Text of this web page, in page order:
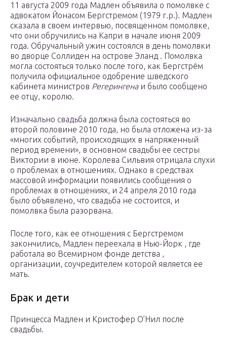
11 августа 2009 года Мадлен объявила о помолвке с
адвокатом Йонасом Бергстремом (1979 г.р.). Мадлен
сказала в своем интервью, посвященном помолвке,
что они обручились на Капри в начале июня 2009
года. Обручальный ужин состоялся в день помолвки
во дворце Соллиден на острове Эланд . Помолвка
могла состояться только после того, как Бергстрём
получила официальное одобрение шведского
кабинета министров Регерингенаи было сообщено
ее отцу, королю.
Изначально свадьба должна была состояться во
второй половине 2010 года, но была отложена из-за
«многих событий, происходящих в напряженный
период времени», в основном свадьбы ее сестры
Виктории в июне. Королева Сильвия отрицала слухи
о проблемах в отношениях. Однако в средствах
массовой информации появились сообщения о
проблемах в отношениях, и 24 апреля 2010 года
было объявлено, что свадьба не состоится, и
помолвка была разорвана.
После того, как ее отношения с Бергстремом
закончились, Мадлен переехала в Нью-Йорк , где
работала во Всемирном фонде детства ,
организации, соучредителем которой является ее
мать.
Брак и дети
Принцесса Мадлен и Кристофер О’Нил после
свадьбы.